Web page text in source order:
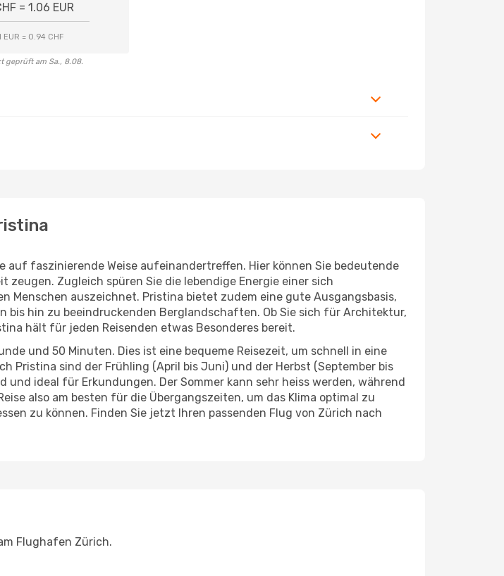
= 1.06 EUR
EUR = 0.94 CHF
geprüft am Sa., 8.08.
auf faszinierende Weise aufeinandertreffen. Hier können Sie bedeutende
Zugleich spüren Sie die lebendige Energie einer sich
auszeichnet. Pristina bietet zudem eine gute Ausgangsbasis,
bis hin zu beeindruckenden Berglandschaften. Ob Sie sich für Architektur,
hält für jeden Reisenden etwas Besonderes bereit.
und 50 Minuten. Dies ist eine bequeme Reisezeit, um schnell in eine
Pristina sind der Frühling (April bis Juni) und der Herbst (September bis
und ideal für Erkundungen. Der Sommer kann sehr heiss werden, während
also am besten für die Übergangszeiten, um das Klima optimal zu
zu können. Finden Sie jetzt Ihren passenden Flug von Zürich nach
Flughafen Zürich.